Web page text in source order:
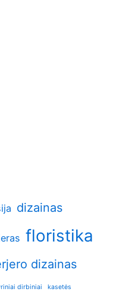
dizainas
floristika
dizainas
dirbiniai kasetės